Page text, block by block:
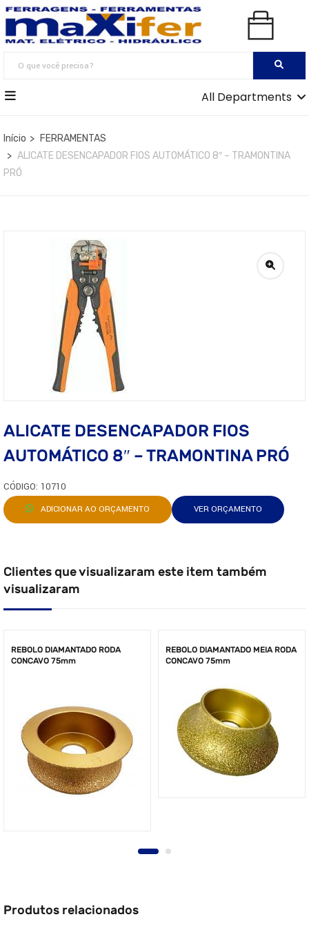
All Departments
Início
FERRAMENTAS
ALICATE DESENCAPADOR FIOS AUTOMÁTICO 8″ – TRAMONTINA
PRÓ
ALICATE DESENCAPADOR FIOS
AUTOMÁTICO 8″ – TRAMONTINA PRÓ
CÓDIGO: 10710
ADICIONAR AO ORÇAMENTO VER ORÇAMENTO
Clientes que visualizaram este item também
visualizaram
REBOLO DIAMANTADO RODA
CONCAVO 75mm
REBOLO DIAMANTADO MEIA RODA
CONCAVO 75mm
Produtos relacionados